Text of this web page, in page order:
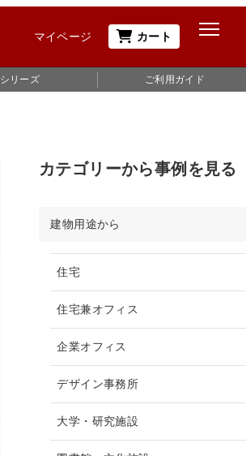
マイページ カート
シリーズ ご利用ガイド
カテゴリーから事例を見る
建物用途から
住宅
住宅兼オフィス
企業オフィス
デザイン事務所
大学・研究施設